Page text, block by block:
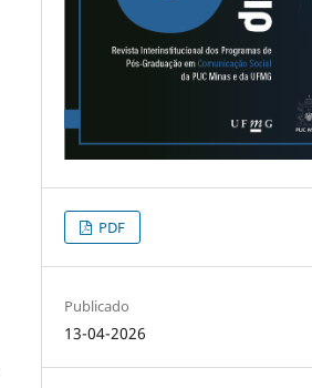
PDF
Publicado
13-04-2026